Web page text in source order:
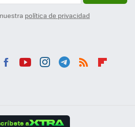
política de privacidad
a